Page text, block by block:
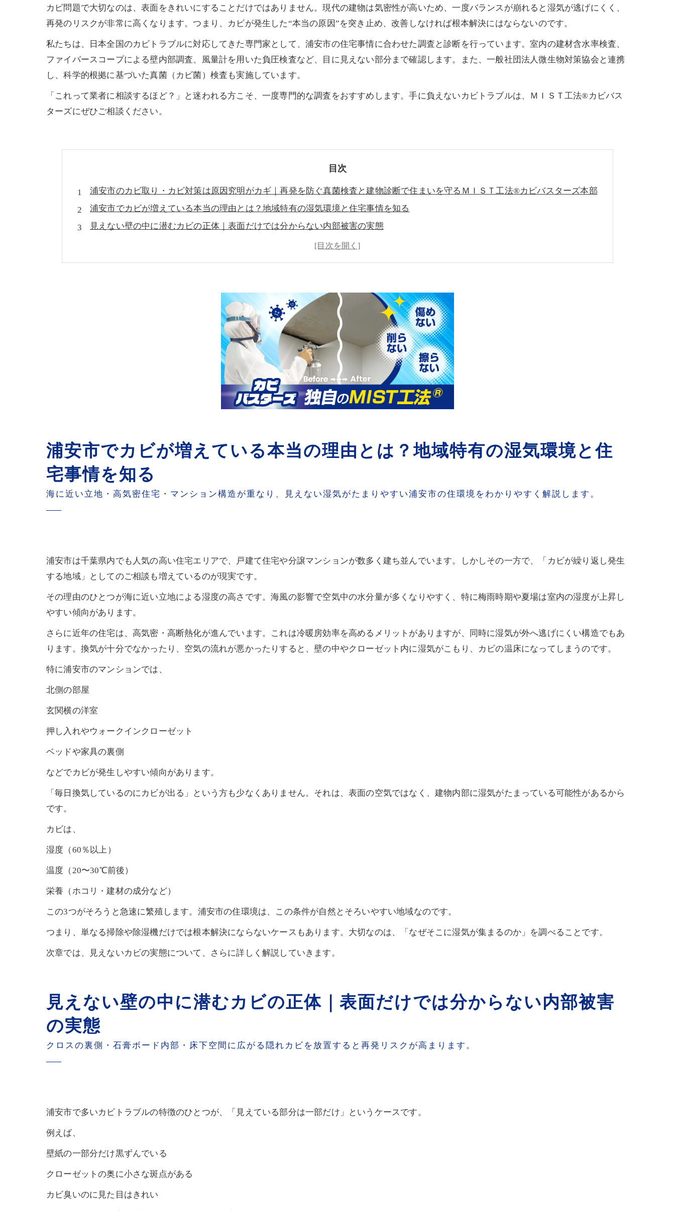
カビ問題で大切なのは、表面をきれいにすることだけではありません。現代の建物は気密性が高いため、一度バランスが崩れると湿気が逃げにくく、
再発のリスクが非常に高くなります。つまり、カビが発生した“本当の原因”を突き止め、改善しなければ根本解決にはならないのです。
私たちは、日本全国のカビトラブルに対応してきた専門家として、浦安市の住宅事情に合わせた調査と診断を行っています。室内の建材含水率検査、
ファイバースコープによる壁内部調査、風量計を用いた負圧検査など、目に見えない部分まで確認します。また、一般社団法人微生物対策協会と連携
し、科学的根拠に基づいた真菌（カビ菌）検査も実施しています。
「これって業者に相談するほど？」と迷われる方こそ、一度専門的な調査をおすすめします。手に負えないカビトラブルは、ＭＩＳＴ工法®カビバス
ターズにぜひご相談ください。
目次
浦安市のカビ取り・カビ対策は原因究明がカギ｜再発を防ぐ真菌検査と建物診断で住まいを守るＭＩＳＴ工法®カビバスターズ本部
浦安市でカビが増えている本当の理由とは？地域特有の湿気環境と住宅事情を知る
見えない壁の中に潜むカビの正体｜表面だけでは分からない内部被害の実態
真菌（カビ菌）検査がなぜ必要なのか？目に見えないリスクを“数値”で把握する重要性
室内の“負圧”がカビを呼び込む？見落とされがちな空気バランスの問題
カビは健康にも影響する？見過ごしてはいけない室内環境リスク
こんな症状が出たら要注意｜浦安市でカビ業者に相談すべきタイミングとは？
まとめ｜浦安市で後悔しないカビ対策は「原因調査」から始まります
浦安市でカビが増えている本当の理由とは？地域特有の湿気環境と住
宅事情を知る
海に近い立地・高気密住宅・マンション構造が重なり、見えない湿気がたまりやすい浦安市の住環境をわかりやすく解説します。
浦安市は千葉県内でも人気の高い住宅エリアで、戸建て住宅や分譲マンションが数多く建ち並んでいます。しかしその一方で、「カビが繰り返し発生
する地域」としてのご相談も増えているのが現実です。
その理由のひとつが海に近い立地による湿度の高さです。海風の影響で空気中の水分量が多くなりやすく、特に梅雨時期や夏場は室内の湿度が上昇し
やすい傾向があります。
さらに近年の住宅は、高気密・高断熱化が進んでいます。これは冷暖房効率を高めるメリットがありますが、同時に湿気が外へ逃げにくい構造でもあ
ります。換気が十分でなかったり、空気の流れが悪かったりすると、壁の中やクローゼット内に湿気がこもり、カビの温床になってしまうのです。
特に浦安市のマンションでは、
北側の部屋
玄関横の洋室
押し入れやウォークインクローゼット
ベッドや家具の裏側
などでカビが発生しやすい傾向があります。
「毎日換気しているのにカビが出る」という方も少なくありません。それは、表面の空気ではなく、建物内部に湿気がたまっている可能性があるから
です。
カビは、
湿度（60％以上）
温度（20〜30℃前後）
栄養（ホコリ・建材の成分など）
この3つがそろうと急速に繁殖します。浦安市の住環境は、この条件が自然とそろいやすい地域なのです。
つまり、単なる掃除や除湿機だけでは根本解決にならないケースもあります。大切なのは、「なぜそこに湿気が集まるのか」を調べることです。
次章では、見えないカビの実態について、さらに詳しく解説していきます。
見えない壁の中に潜むカビの正体｜表面だけでは分からない内部被害
の実態
クロスの裏側・石膏ボード内部・床下空間に広がる隠れカビを放置すると再発リスクが高まります。
浦安市で多いカビトラブルの特徴のひとつが、「見えている部分は一部だけ」というケースです。
例えば、
壁紙の一部分だけ黒ずんでいる
クローゼットの奥に小さな斑点がある
カビ臭いのに見た目はきれい